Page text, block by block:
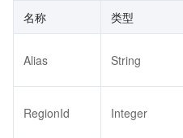
名称 类型
Alias String
RegionId Integer